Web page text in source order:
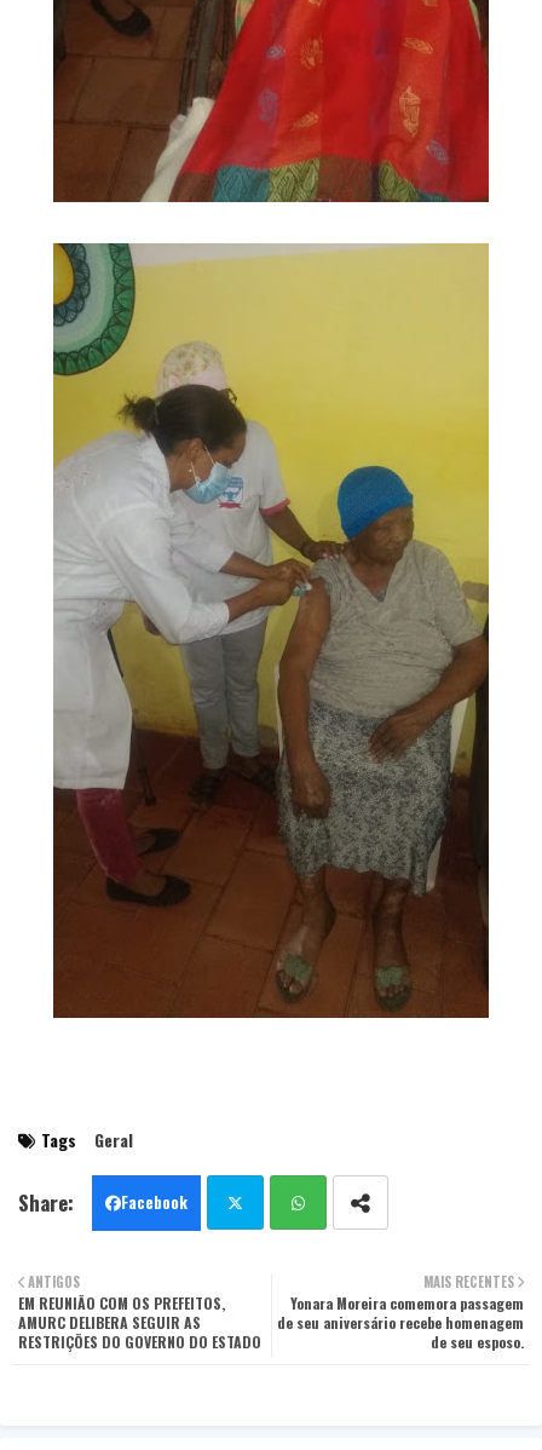
Tags Geral
Facebook
ter tsa
MAIS RECENTES
Yonara Moreira comemora passagem
de seu aniversário recebe homenagem
de seu esposo.
ANTIGOS
EM REUNIÃO COM OS PREFEITOS,
AMURC DELIBERA SEGUIR AS
RESTRIÇÕES DO GOVERNO DO ESTADO